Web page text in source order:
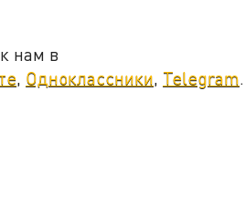
нам в
, Одноклассники, Telegram.